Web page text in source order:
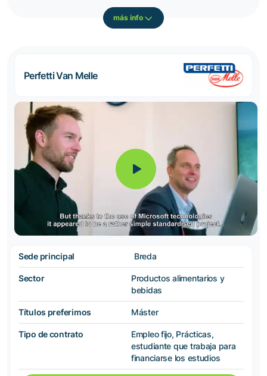
más info
Perfetti Van Melle
Sede principal Breda
Sector
Productos alimentarios y
bebidas
Títulos preferimos Máster
Tipo de contrato
Empleo fijo, Prácticas,
estudiante que trabaja para
financiarse los estudios